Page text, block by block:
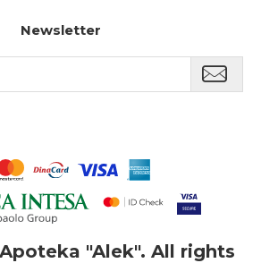
Newsletter
"Alek". All rights